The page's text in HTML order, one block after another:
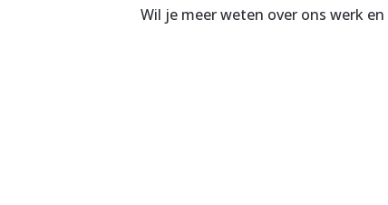
Wil je meer weten over ons werk